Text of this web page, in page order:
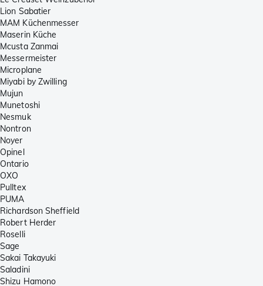
Lion Sabatier
MAM Küchenmesser
Maserin Küche
Mcusta Zanmai
Messermeister
Microplane
Miyabi by Zwilling
Mujun
Munetoshi
Nesmuk
Nontron
Noyer
Opinel
Ontario
OXO
Pulltex
PUMA
Richardson Sheffield
Robert Herder
Roselli
Sage
Sakai Takayuki
Saladini
Shizu Hamono